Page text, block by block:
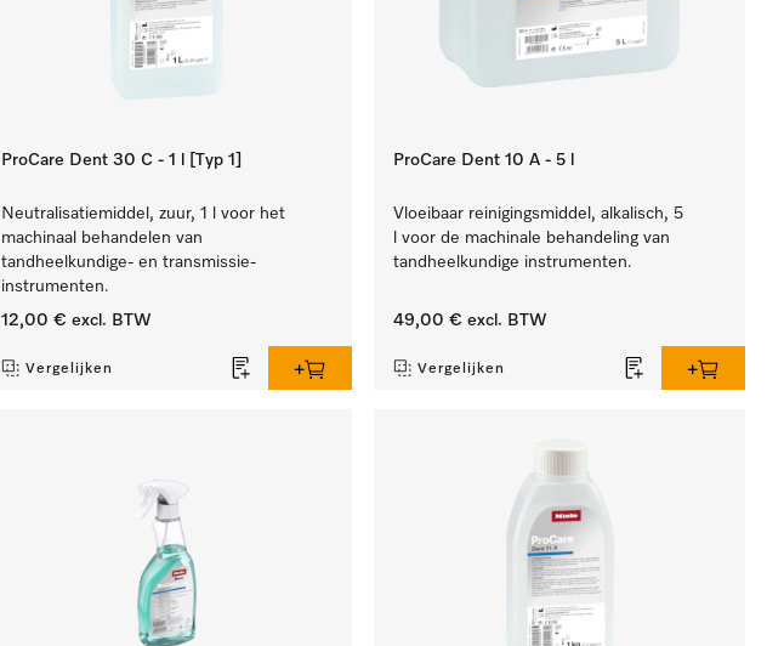
ProCare Dent 30 C - 1 l [Typ 1]
Neutralisatiemiddel, zuur, 1 l voor het
machinaal behandelen van
tandheelkundige- en transmissie-
instrumenten.
12,00 € excl. BTW
Vergelijken
ProCare Dent 10 A - 5 l
Vloeibaar reinigingsmiddel, alkalisch, 5
l voor de machinale behandeling van
tandheelkundige instrumenten.
49,00 € excl. BTW
Vergelijken